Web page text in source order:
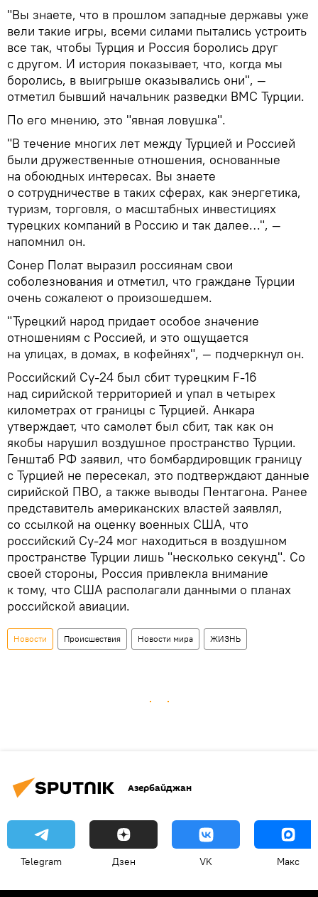
"Вы знаете, что в прошлом западные державы уже
вели такие игры, всеми силами пытались устроить
все так, чтобы Турция и Россия боролись друг
с другом. И история показывает, что, когда мы
боролись, в выигрыше оказывались они", —
отметил бывший начальник разведки ВМС Турции.
По его мнению, это "явная ловушка".
"В течение многих лет между Турцией и Россией
были дружественные отношения, основанные
на обоюдных интересах. Вы знаете
о сотрудничестве в таких сферах, как энергетика,
туризм, торговля, о масштабных инвестициях
турецких компаний в Россию и так далее…", —
напомнил он.
Сонер Полат выразил россиянам свои
соболезнования и отметил, что граждане Турции
очень сожалеют о произошедшем.
"Турецкий народ придает особое значение
отношениям с Россией, и это ощущается
на улицах, в домах, в кофейнях", — подчеркнул он.
Российский Су-24 был сбит турецким F-16
над сирийской территорией и упал в четырех
километрах от границы с Турцией. Анкара
утверждает, что самолет был сбит, так как он
якобы нарушил воздушное пространство Турции.
Генштаб РФ заявил, что бомбардировщик границу
с Турцией не пересекал, это подтверждают данные
сирийской ПВО, а также выводы Пентагона. Ранее
представитель американских властей заявлял,
со ссылкой на оценку военных США, что
российский Су-24 мог находиться в воздушном
пространстве Турции лишь "несколько секунд". Со
своей стороны, Россия привлекла внимание
к тому, что США располагали данными о планах
российской авиации.
Новости Происшествия Новости мира ЖИЗНЬ
Азербайджан
Telegram Дзен VK Макс